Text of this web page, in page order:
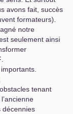
...
avons fait, succès
formateurs).
notre
seulement ainsi
tenant
décennies